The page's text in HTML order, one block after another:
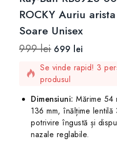
ROCKY Auriu
Soare Unisex
999lei 699 lei
14 produse vândute
Se vinde rapid! 3
produsul
Dimensiuni: Mărime 54
136 mm, înălțime
potrivire îngustă și
nazale reglabile.